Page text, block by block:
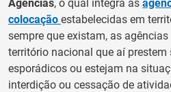
Agências, o qual integra as
colocação estabelecidas em
sempre que existam, as
território nacional que aí
esporádicos ou estejam na
interdição ou cessação de